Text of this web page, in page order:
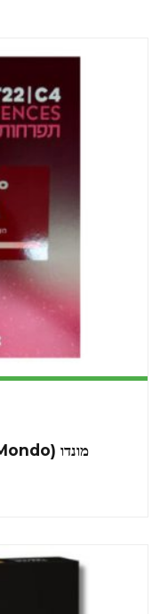
מונדו (Mondo) – היבריד T22/C4